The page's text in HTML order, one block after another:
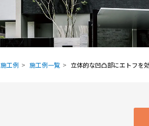
施工例 施工例一覧 立体的な凹凸部にエトフを